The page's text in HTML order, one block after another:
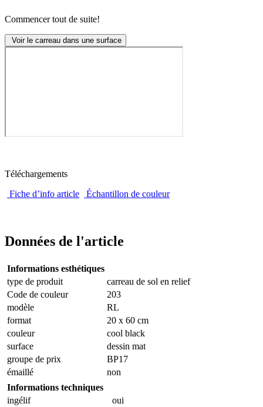
Commencer tout de suite!
Voir le carreau dans une surface
Téléchargements
Fiche d’info article
Échantillon de couleur
Données de l'article
Informations esthétiques
type de produit
carreau de sol en relief
Code de couleur
203
modèle
RL
format
20 x 60 cm
couleur
cool black
surface
dessin mat
groupe de prix
BP17
émaillé
non
Informations techniques
ingélif
oui